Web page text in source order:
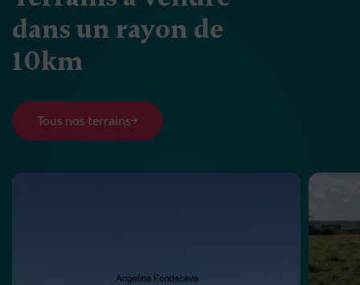
dans un rayon de
10km
Tous nos terrains